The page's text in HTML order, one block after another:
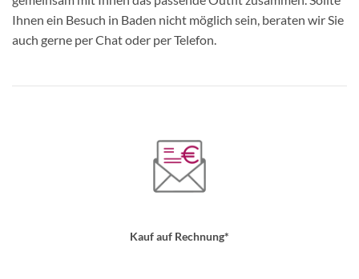
Ihnen ein Besuch in Baden nicht möglich sein, beraten wir Sie
auch gerne per Chat oder per Telefon.
Kauf auf Rechnung*